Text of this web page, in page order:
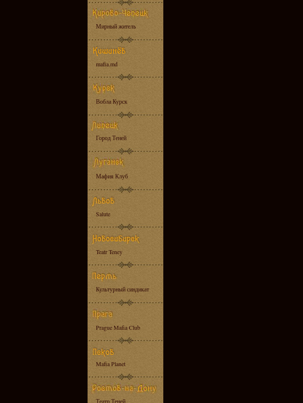
Мирный житель
mafia.md
Вобла Курск
Город Теней
Мафия Клуб
Salute
Teatr Teney
Культурный синдикат
Prague Mafia Club
Mafia Planet
Театр Теней